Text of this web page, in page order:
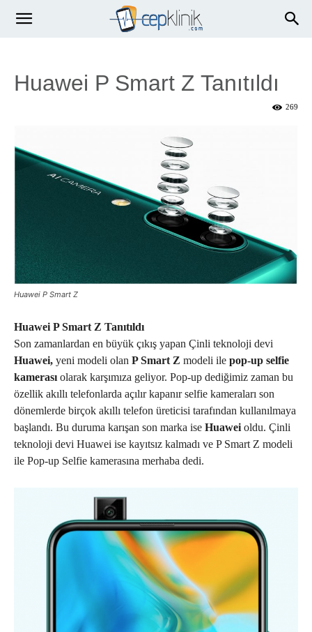
Huawei P Smart Z Tanıtıldı
269
Huawei P Smart Z
Huawei P Smart Z Tanıtıldı
Son zamanlardan en büyük çıkış yapan Çinli teknoloji devi
Huawei, yeni modeli olan P Smart Z modeli ile pop-up selfie
kamerası olarak karşımıza geliyor. Pop-up dediğimiz zaman bu
özellik akıllı telefonlarda açılır kapanır selfie kameraları son
dönemlerde birçok akıllı telefon üreticisi tarafından kullanılmaya
başlandı. Bu duruma karışan son marka ise Huawei oldu. Çinli
teknoloji devi Huawei ise kayıtsız kalmadı ve P Smart Z modeli
ile Pop-up Selfie kamerasına merhaba dedi.